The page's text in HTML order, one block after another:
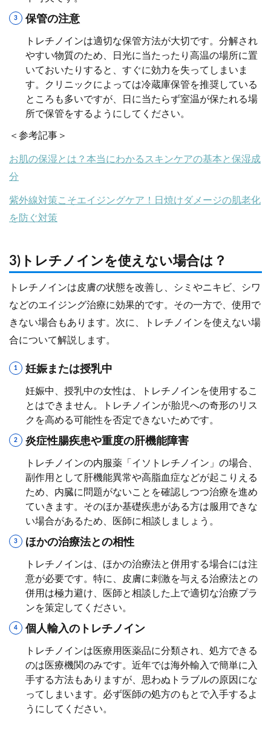
保管の注意
トレチノインは適切な保管方法が大切です。分解され
やすい物質のため、日光に当たったり高温の場所に置
いておいたりすると、すぐに効力を失ってしまいま
す。クリニックによっては冷蔵庫保管を推奨している
ところも多いですが、日に当たらず室温が保たれる場
所で保管をするようにしてください。
＜参考記事＞
お肌の保湿とは？本当にわかるスキンケアの基本と保湿成
分
紫外線対策こそエイジングケア！日焼けダメージの肌老化
を防ぐ対策
3)トレチノインを使えない場合は？
トレチノインは皮膚の状態を改善し、シミやニキビ、シワ
などのエイジング治療に効果的です。その一方で、使用で
きない場合もあります。次に、トレチノインを使えない場
合について解説します。
妊娠または授乳中
妊娠中、授乳中の女性は、トレチノインを使用するこ
とはできません。トレチノインが胎児への奇形のリス
クを高める可能性を否定できないためです。
炎症性腸疾患や重度の肝機能障害
トレチノインの内服薬「イソトレチノイン」の場合、
副作用として肝機能異常や高脂血症などが起こりえる
ため、内臓に問題がないことを確認しつつ治療を進め
ていきます。そのほか基礎疾患がある方は服用できな
い場合があるため、医師に相談しましょう。
ほかの治療法との相性
トレチノインは、ほかの治療法と併用する場合には注
意が必要です。特に、皮膚に刺激を与える治療法との
併用は極力避け、医師と相談した上で適切な治療プラ
ンを策定してください。
個人輸入のトレチノイン
トレチノインは医療用医薬品に分類され、処方できる
のは医療機関のみです。近年では海外輸入で簡単に入
手する方法もありますが、思わぬトラブルの原因にな
ってしまいます。必ず医師の処方のもとで入手するよ
うにしてください。